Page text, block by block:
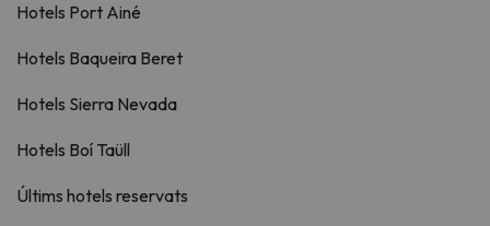
Hotels Port Ainé
Hotels Baqueira Beret
Hotels Sierra Nevada
Hotels Boí Taüll
Últims hotels reservats